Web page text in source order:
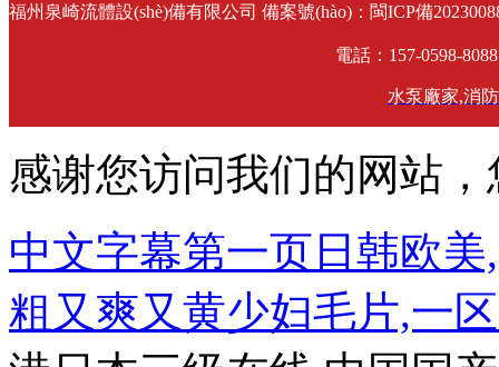
福州泉崎流體設(shè)備有限公司 備案號(hào)： 閩ICP備
電話：157-0598-
水泵廠家,消
感谢您访问我们的网站
中文字幕第一页日韩欧
粗又爽又黄少妇毛片,一